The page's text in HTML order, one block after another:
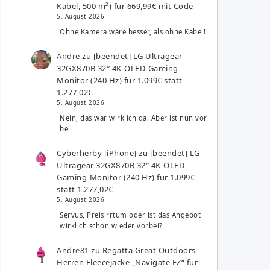
Kabel, 500 m²) für 669,99€ mit Code
5. August 2026
Ohne Kamera wäre besser, als ohne Kabel!
Andre zu [beendet] LG Ultragear
32GX870B 32″ 4K-OLED-Gaming-
Monitor (240 Hz) für 1.099€ statt
1.277,02€
5. August 2026
Nein, das war wirklich da. Aber ist nun vor
bei
Cyberherby [iPhone] zu [beendet] LG
Ultragear 32GX870B 32″ 4K-OLED-
Gaming-Monitor (240 Hz) für 1.099€
statt 1.277,02€
5. August 2026
Servus, Preisirrtum oder ist das Angebot
wirklich schon wieder vorbei?
Andre81 zu Regatta Great Outdoors
Herren Fleecejacke „Navigate FZ“ für